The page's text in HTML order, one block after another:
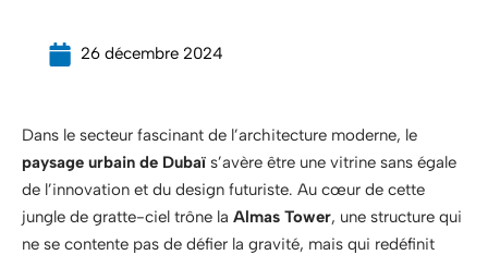
26 décembre 2024
Dans le secteur fascinant de l’architecture moderne, le
paysage urbain de Dubaï s’avère être une vitrine sans égale
de l’innovation et du design futuriste. Au cœur de cette
jungle de gratte-ciel trône la Almas Tower, une structure qui
ne se contente pas de défier la gravité, mais qui redéfinit